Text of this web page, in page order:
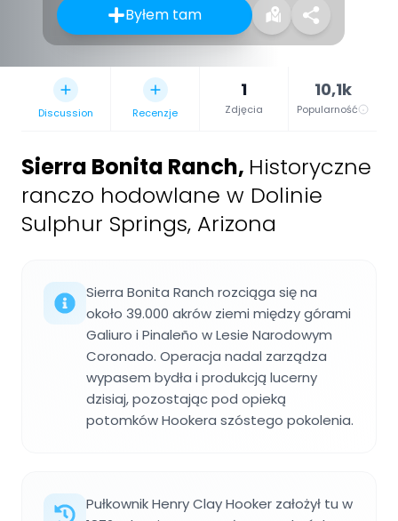
Byłem tam
Discussion Recenzje
1
Zdjęcia
10,1k
Popularność
Sierra Bonita Ranch, Historyczne
ranczo hodowlane w Dolinie
Sulphur Springs, Arizona
Sierra Bonita Ranch rozciąga się na
około 39.000 akrów ziemi między górami
Galiuro i Pinaleño w Lesie Narodowym
Coronado. Operacja nadal zarządza
wypasem bydła i produkcją lucerny
dzisiaj, pozostając pod opieką
potomków Hookera szóstego pokolenia.
Pułkownik Henry Clay Hooker założył tu w